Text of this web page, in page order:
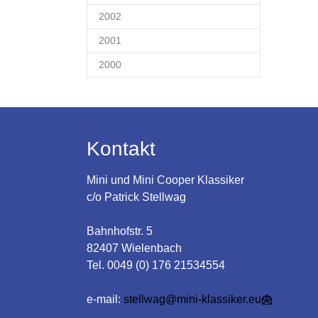
2002
2001
2000
Kontakt
Mini und Mini Cooper Klassiker
c/o Patrick Stellwag
Bahnhofstr. 5
82407 Wielenbach
Tel. 0049 (0) 176 21534554
e-mail: stellwag@mini-klassiker.eu